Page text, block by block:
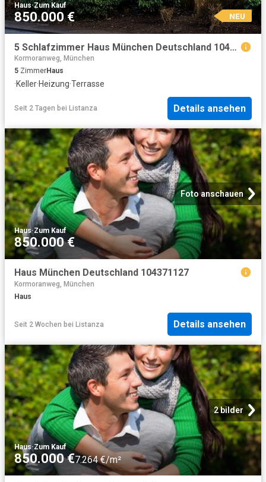
Haus·Zum Kauf
850.000 € NEU
5 Schlafzimmer Haus München Deutschland 104801702
Kormoranweg, München
5 ZimmerHaus
·Keller·Heizung·Terrasse
Seit 2 Tagen bei Listanza Details ansehen
Foto anschauen
Haus·Zum Kauf
850.000 €
Haus München Deutschland 104371127
Kormoranweg, München
Haus
Seit 2 Wochen bei Listanza Details ansehen
2 bilder
Haus·Zum Kauf
850.000 €7.264 €/m²